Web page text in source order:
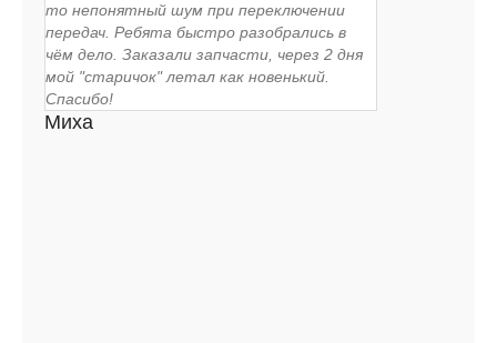
то непонятный шум при переключении
передач. Ребята быстро разобрались в
чём дело. Заказали запчасти, через 2 дня
мой "старичок" летал как новенький.
Спасибо!
Миха